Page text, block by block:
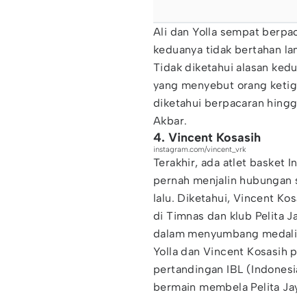
Ali dan Yolla sempat
keduanya tidak bertahan
Tidak diketahui alasan
yang menyebut orang
diketahui berpacaran
Akbar.
4. Vincent Kosasih
instagram.com/vincent_vrk
Terakhir, ada atlet basket
pernah menjalin hubungan
lalu. Diketahui, Vincent
di Timnas dan klub Pelita
dalam menyumbang
Yolla dan Vincent Kosasih
pertandingan IBL
bermain membela Pelita